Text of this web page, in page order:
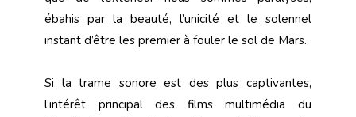
ébahis par la beauté, l’unicité et le solennel
instant d’être les premier à fouler le sol de Mars.
Si la trame sonore est des plus captivantes,
l’intérêt principal des films multimédia du